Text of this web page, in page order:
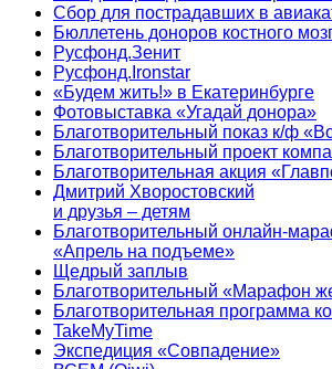
Сбор для пострадавших в
Бюллетень доноров костного
Русфонд.Зенит
Русфонд.Ironstar
«Будем жить!» в Екатеринбурге
Фотовыставка «Угадай донора»
Благотворительный показ к/ф
Благотворительный проект
Благотворительная акция
Дмитрий Хворостовский
и друзья – детям
Благотворительный
«Апрель на подъеме»
Щедрый заплыв
Благотворительный «Марафон
Благотворительная программа
TakeMyTime
Экспедиция «Совпадение»